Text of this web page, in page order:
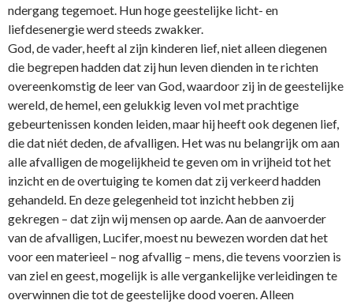
ndergang tegemoet. Hun hoge geestelijke licht- en
liefdesenergie werd steeds zwakker.
God, de vader, heeft al zijn kinderen lief, niet alleen diegenen
die begrepen hadden dat zij hun leven dienden in te richten
overeenkomstig de leer van God, waardoor zij in de geestelijke
wereld, de hemel, een gelukkig leven vol met prachtige
gebeurtenissen konden leiden, maar hij heeft ook degenen lief,
die dat niét deden, de afvalligen. Het was nu belangrijk om aan
alle afvalligen de mogelijkheid te geven om in vrijheid tot het
inzicht en de overtuiging te komen dat zij verkeerd hadden
gehandeld. En deze gelegenheid tot inzicht hebben zij
gekregen – dat zijn wij mensen op aarde. Aan de aanvoerder
van de afvalligen, Lucifer, moest nu bewezen worden dat het
voor een materieel – nog afvallig – mens, die tevens voorzien is
van ziel en geest, mogelijk is alle vergankelijke verleidingen te
overwinnen die tot de geestelijke dood voeren. Alleen